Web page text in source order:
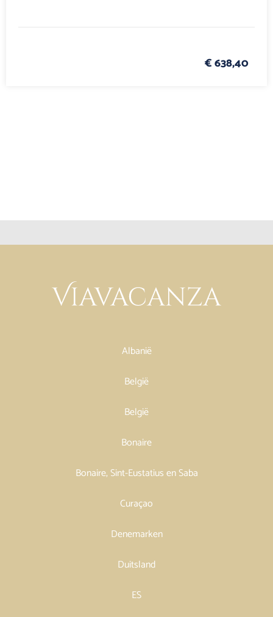
€ 638,40
Albanië
België
België
Bonaire
Bonaire, Sint-Eustatius en Saba
Curaçao
Denemarken
Duitsland
ES